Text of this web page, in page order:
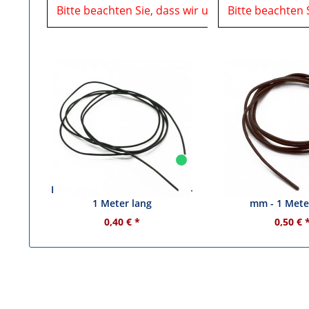
Bitte beachten Sie, dass wir uns in der Zeit vom
Lederband schwarz - ø 1 mm -
1 Meter lang
0,40 € *
Bitte beachten
Lederband
mm - 1
0,50 €